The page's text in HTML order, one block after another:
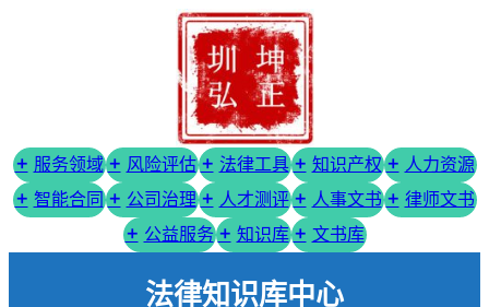
服务领域 风险评估 法律工具 知识产权
人力资源
智能合同
公司治理 人才测评 人事文书
律师文书
公益服务
知识库 文书库
法律知识库中心